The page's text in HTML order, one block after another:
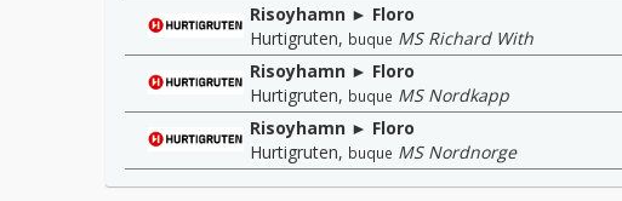
Risoyhamn ► Floro
Hurtigruten, buque MS Richard With
Risoyhamn ► Floro
Hurtigruten, buque MS Nordkapp
Risoyhamn ► Floro
Hurtigruten, buque MS Nordnorge